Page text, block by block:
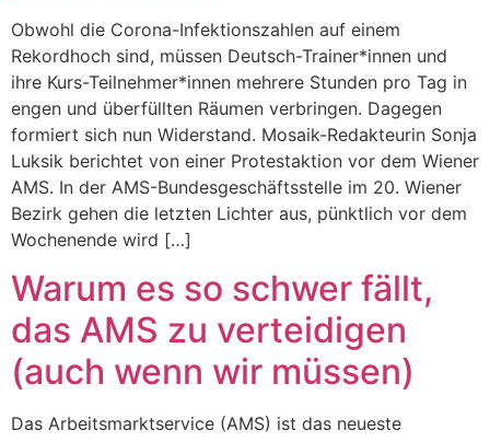
Obwohl die Corona-Infektionszahlen auf einem
Rekordhoch sind, müssen Deutsch-Trainer*innen und
ihre Kurs-Teilnehmer*innen mehrere Stunden pro Tag in
engen und überfüllten Räumen verbringen. Dagegen
formiert sich nun Widerstand. Mosaik-Redakteurin Sonja
Luksik berichtet von einer Protestaktion vor dem Wiener
AMS. In der AMS-Bundesgeschäftsstelle im 20. Wiener
Bezirk gehen die letzten Lichter aus, pünktlich vor dem
Wochenende wird […]
Warum es so schwer fällt,
das AMS zu verteidigen
(auch wenn wir müssen)
Das Arbeitsmarktservice (AMS) ist das neueste